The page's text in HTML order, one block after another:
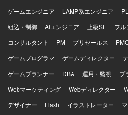
ゲームエンジニア
LAMP系エンジニア PL
組込・制御
AIエンジニア 上級SE
フル
コンサルタント
PM プリセールス
ゲームプログラマ
ゲームディレクター
ゲームプランナー
DBA 運用・監視 プ
Webマーケティング
Webディレクター
デザイナー
Flash イラストレーター